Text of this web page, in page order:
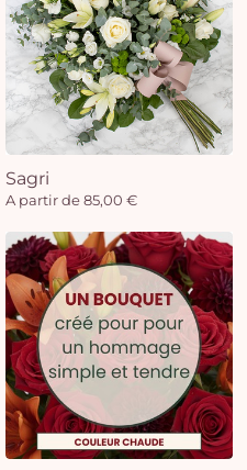
Sagri
A partir de 85,00 €